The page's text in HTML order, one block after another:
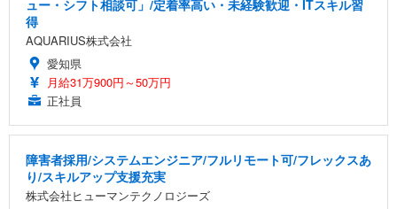
ュー・シフト相談可」/定着率高い・未経験歓迎・ITスキル習
得
AQUARIUS株式会社
愛知県
月給31万900円～50万円
正社員
障害者採用/システムエンジニア/フルリモート可/フレックスあ
り/スキルアップ支援充実
株式会社ヒューマンテクノロジーズ